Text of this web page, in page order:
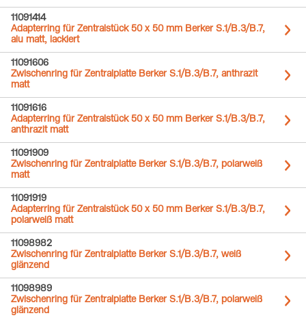
11091414
Adapterring für Zentralstück 50 x 50 mm Berker S.1/B.3/B.7,
alu matt, lackiert
11091606
Zwischenring für Zentralplatte Berker S.1/B.3/B.7, anthrazit
matt
11091616
Adapterring für Zentralstück 50 x 50 mm Berker S.1/B.3/B.7,
anthrazit matt
11091909
Zwischenring für Zentralplatte Berker S.1/B.3/B.7, polarweiß
matt
11091919
Adapterring für Zentralstück 50 x 50 mm Berker S.1/B.3/B.7,
polarweiß matt
11098982
Zwischenring für Zentralplatte Berker S.1/B.3/B.7, weiß
glänzend
11098989
Zwischenring für Zentralplatte Berker S.1/B.3/B.7, polarweiß
glänzend